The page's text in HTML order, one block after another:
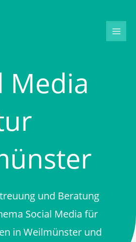
Media
und Beratung
Social Media für
in Weilmünster und